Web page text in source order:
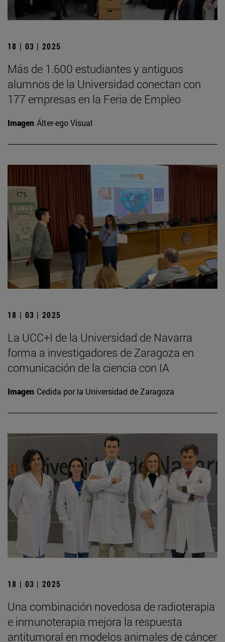
18 | 03 | 2025
Más de 1.600 estudiantes y antiguos
alumnos de la Universidad conectan con
177 empresas en la Feria de Empleo
Imagen Álter-ego Visual
18 | 03 | 2025
La UCC+I de la Universidad de Navarra
forma a investigadores de Zaragoza en
comunicación de la ciencia con IA
Imagen Cedida por la Universidad de Zaragoza
18 | 03 | 2025
Una combinación novedosa de radioterapia
e inmunoterapia mejora la respuesta
antitumoral en modelos animales de cáncer